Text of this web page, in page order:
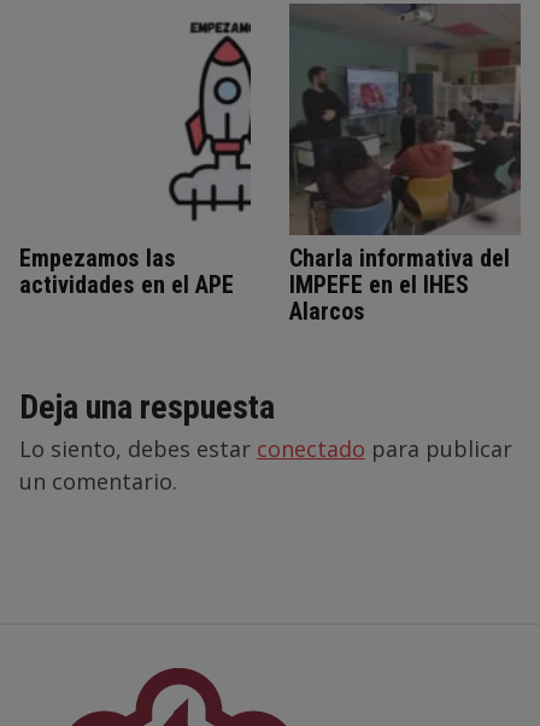
Empezamos las
actividades en el APE
Charla informativa del
IMPEFE en el IHES
Alarcos
Deja una respuesta
Lo siento, debes estar conectado para publicar
un comentario.